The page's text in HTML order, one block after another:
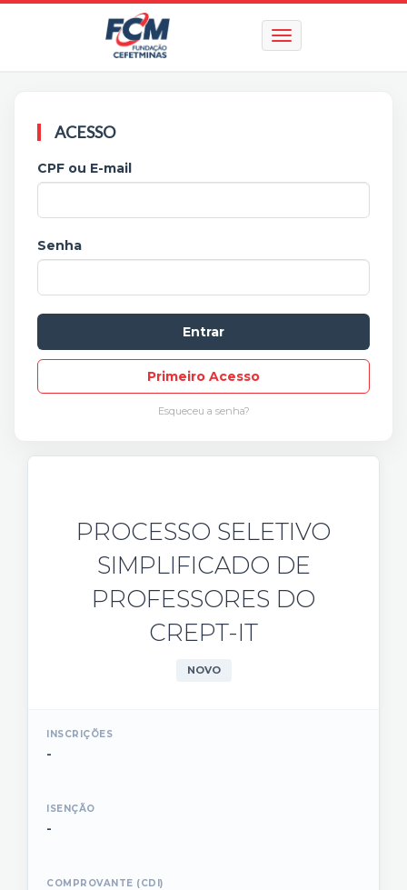
ACESSO
CPF ou E-mail
Senha
Primeiro Acesso
Esqueceu a senha?
PROCESSO SELETIVO
SIMPLIFICADO DE
PROFESSORES DO
CREPT-IT
NOVO
INSCRIÇÕES
-
ISENÇÃO
-
COMPROVANTE (CDI)